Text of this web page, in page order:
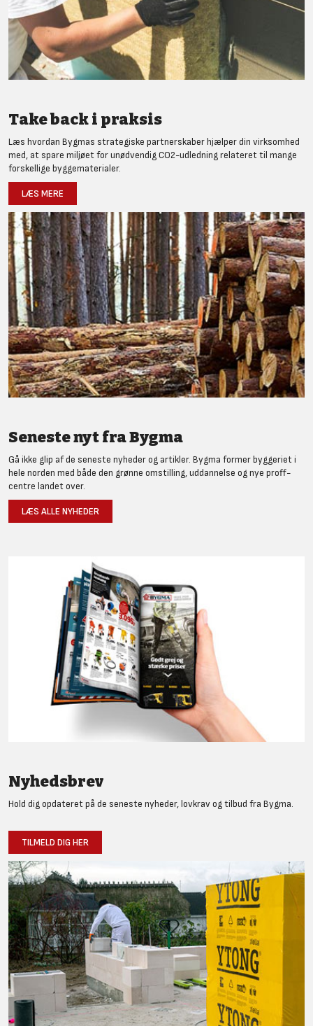
Take back i praksis
Læs hvordan Bygmas strategiske partnerskaber hjælper din virksomhed
med, at spare miljøet for unødvendig CO2-udledning relateret til mange
forskellige byggematerialer.
LÆS MERE
Seneste nyt fra Bygma
Gå ikke glip af de seneste nyheder og artikler. Bygma former byggeriet i
hele norden med både den grønne omstilling, uddannelse og nye proff-
centre landet over.
LÆS ALLE NYHEDER
Nyhedsbrev
Hold dig opdateret på de seneste nyheder, lovkrav og tilbud fra Bygma.
TILMELD DIG HER